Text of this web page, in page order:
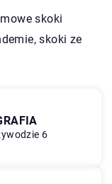
skoki
skoki ze
6